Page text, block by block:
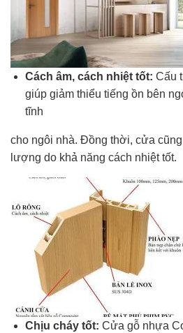
Cách âm, cách nhiệt tốt: Cấu
giúp giảm thiểu tiếng ồn bên
tĩnh
cho ngôi nhà. Đồng thời, cửa
lượng do khả năng cách nhiệt tốt.
Chịu cháy tốt: Cửa gỗ nhựa